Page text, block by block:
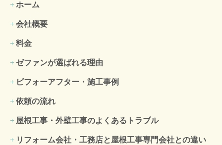
ホーム
会社概要
料金
ゼファンが選ばれる理由
ビフォーアフター・施工事例
依頼の流れ
屋根工事・外壁工事のよくある トラブル
リフォーム会社・工務店と屋根工事専門会社との違い